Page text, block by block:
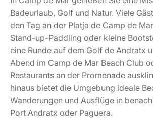
Zelten und dauerhaftes Schlafen am
gegen diese Bestimmungen und führt
Wer unter freiem Himmel schlafen
offizielle Unterkünfte, Fincas oder
Campingangebote. Camp de Mar
hochwertigen, geordneten Tourismus,
Sicherheit für Eigentümer und Gäste
Was ist Camp de Mar?